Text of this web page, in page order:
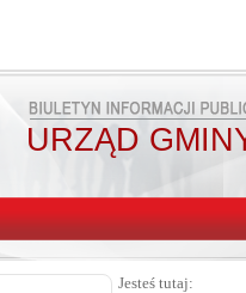
URZĄD
Jesteś tutaj: